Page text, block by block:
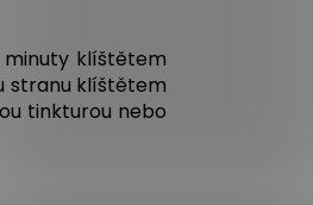
minuty klíštětem
stranu klíštětem
tinkturou nebo